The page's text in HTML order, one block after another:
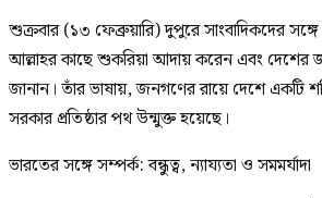
শুক্রবার (১৩ ফেব্রুয়ারি) দুপুরে সাংবাদিকদের
আল্লাহর কাছে শুকরিয়া আদায় করেন এবং দেশের
জানান। তাঁর ভাষায়, জনগণের রায়ে দেশে একটি
সরকার প্রতিষ্ঠার পথ উন্মুক্ত হয়েছে।
ভারতের সঙ্গে সম্পর্ক: বন্ধুত্ব, ন্যায্যতা ও সমমর্যাদা